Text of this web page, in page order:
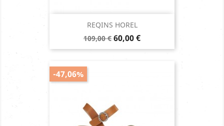
REQINS HOREL
Prix
de
109,00 € Prix
60,00 €
-47,06%